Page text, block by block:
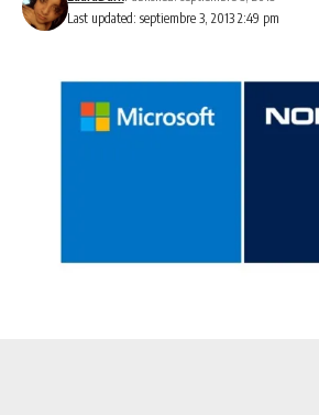
Last updated: septiembre 3, 2013 2:49 pm